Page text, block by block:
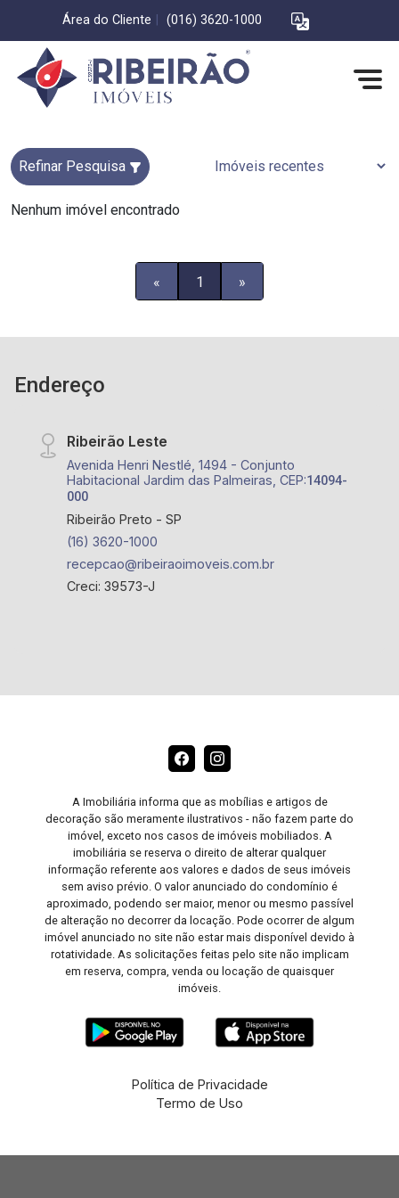
Área do Cliente (016) 3620-1000
Refinar Pesquisa
Nenhum imóvel encontrado
« 1 »
Endereço
Ribeirão Leste
Avenida Henri Nestlé, 1494 - Conjunto
Habitacional Jardim das Palmeiras, CEP:14094-
000
Ribeirão Preto - SP
(16) 3620-1000
recepcao@ribeiraoimoveis.com.br
Creci: 39573-J
A Imobiliária informa que as mobílias e artigos de
decoração são meramente ilustrativos - não fazem parte do
imóvel, exceto nos casos de imóveis mobiliados. A
imobiliária se reserva o direito de alterar qualquer
informação referente aos valores e dados de seus imóveis
sem aviso prévio. O valor anunciado do condomínio é
aproximado, podendo ser maior, menor ou mesmo passível
de alteração no decorrer da locação. Pode ocorrer de algum
imóvel anunciado no site não estar mais disponível devido à
rotatividade. As solicitações feitas pelo site não implicam
em reserva, compra, venda ou locação de quaisquer
imóveis.
Política de Privacidade
Termo de Uso